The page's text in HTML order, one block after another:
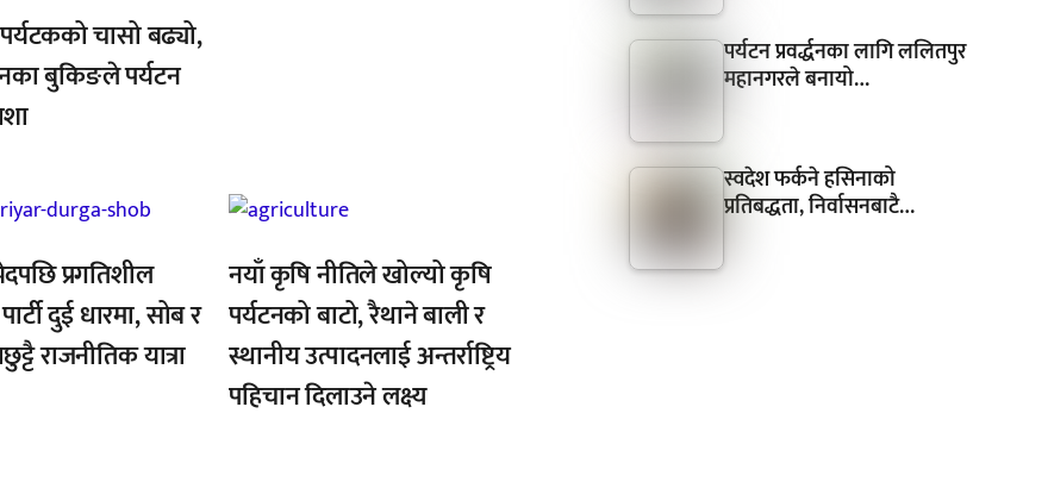
चासो बढ्यो,
बुकिङले पर्यटन
प्रगतिशील
दुई धारमा, सोब र
राजनीतिक यात्रा
,
नयाँ कृषि नीतिले खोल्यो कृषि
पर्यटनको बाटो, रैथाने बाली र
स्थानीय उत्पादनलाई अन्तर्राष्ट्रिय
पहिचान दिलाउने लक्ष्य
पर्यटन प्रवर्द्धनका लागि ललितपुर
महानगरले बनायो…
स्वदेश फर्कने हसिनाको
प्रतिबद्धता, निर्वासनबाटै…